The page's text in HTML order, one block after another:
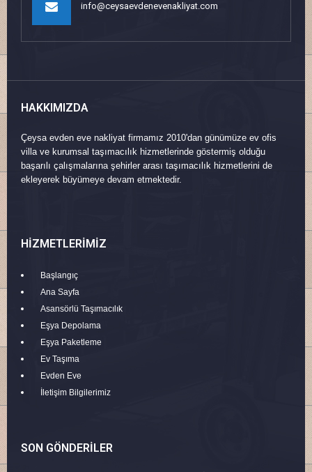
info@ceysaevdenevenakliyat.com
HAKKIMIZDA
Çeysa evden eve nakliyat firmamız 2010'dan günümüze ev ofis
villa ve kurumsal taşımacılık hizmetlerinde göstermiş olduğu
başarılı çalışmalarına şehirler arası taşımacılık hizmetlerini de
ekleyerek büyümeye devam etmektedir.
HIZMETLERIMIZ
Başlangıç
Ana Sayfa
Asansörlü Taşımacılık
Eşya Depolama
Eşya Paketleme
Ev Taşıma
Evden Eve
İletişim Bilgilerimiz
SON GÖNDERILER